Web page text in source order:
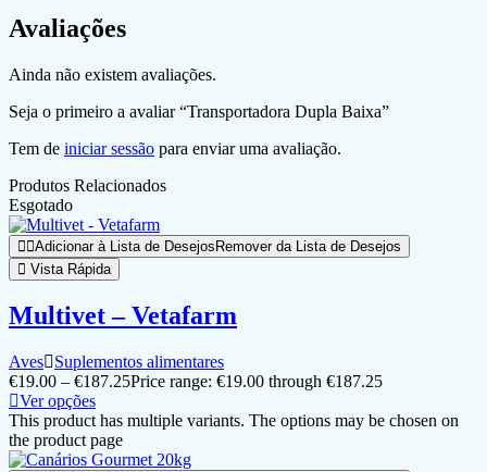
Avaliações
Ainda não existem avaliações.
Seja o primeiro a avaliar “Transportadora Dupla Baixa”
Tem de iniciar sessão para enviar uma avaliação.
Produtos Relacionados
Esgotado
Adicionar à Lista de DesejosRemover da Lista de Desejos
Vista Rápida
Multivet – Vetafarm
Aves
Suplementos alimentares
€19.00 – €187.25Price range: €19.00 through €187.25
Ver opções
This product has multiple variants. The options may be chosen on
the product page